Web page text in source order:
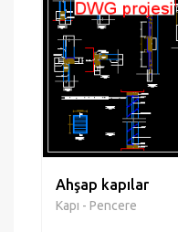
Ahşap kapılar
Kapı - Pencere